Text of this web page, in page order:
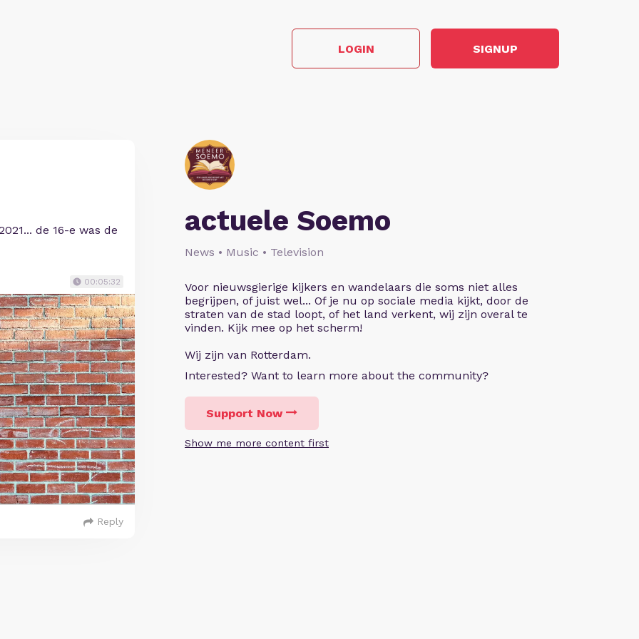
LOGIN SIGNUP
actuele Soemo
News • Music • Television
Voor nieuwsgierige kijkers en wandelaars die soms niet alles
begrijpen, of juist wel... Of je nu op sociale media kijkt, door de
straten van de stad loopt, of het land verkent, wij zijn overal te
vinden. Kijk mee op het scherm!
Wij zijn van Rotterdam.
Interested? Want to learn more about the community?
Support Now
Show me more content first
de 16-e was de
00:05:32
Reply